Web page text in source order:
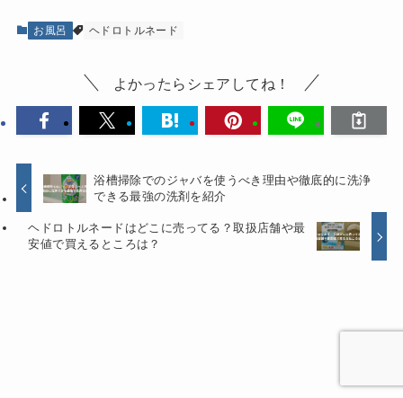
お風呂 ヘドロトルネード
よかったらシェアしてね！
浴槽掃除でのジャバを使うべき理由や徹底的に洗浄
できる最強の洗剤を紹介
ヘドロトルネードはどこに売ってる？取扱店舗や最
安値で買えるところは？